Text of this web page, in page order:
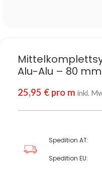
Alu-Alu – 80
25,95 € pro m inkl.
Spedition AT:
Spedition EU: